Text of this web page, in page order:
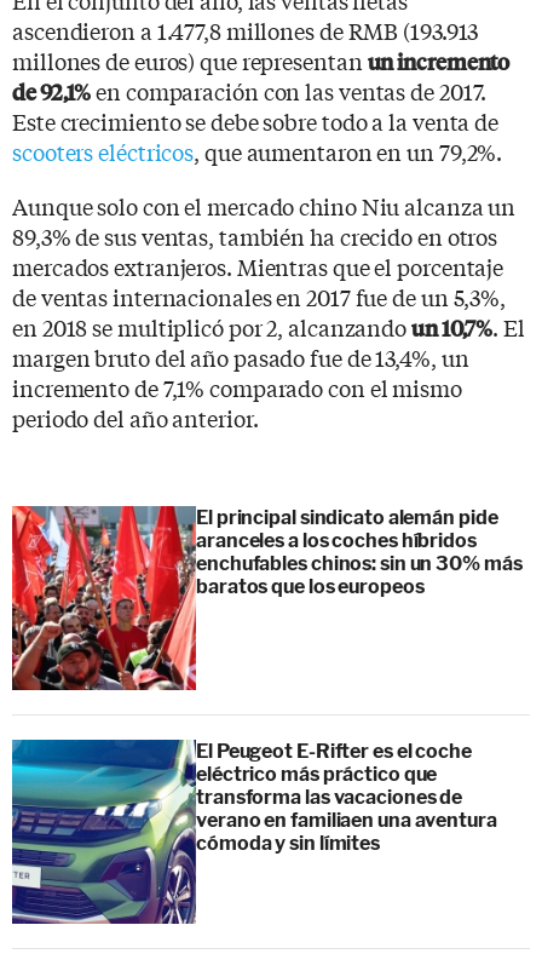
ascendieron a 1.477,8 millones de RMB (193.913
millones de euros) que representan un incremento
de 92,1%en comparación con las ventas de 2017.
Este crecimiento se debe sobre todo a la venta de
scooters eléctricos, que aumentaron en un 79,2%.
Aunque solo con el mercado chino Niu alcanza un
89,3% de sus ventas, también ha crecido en otros
mercados extranjeros. Mientras que el porcentaje
de ventas internacionales en 2017 fue de un 5,3%,
en 2018 se multiplicó por 2, alcanzandoun 10,7%. El
margen bruto del año pasado fue de 13,4%, un
incremento de 7,1% comparado con el mismo
periodo del año anterior.
El principal sindicato alemán pide
aranceles a los coches híbridos
enchufables chinos: sin un 30% más
baratos que los europeos
El Peugeot E-Rifter es el coche
eléctrico más práctico que
transforma las vacaciones de
verano en familiaen una aventura
cómoda y sin límites